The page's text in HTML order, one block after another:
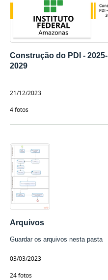
Construção do PDI - 2025-
2029
21/12/2023
4 fotos
Arquivos
Guardar os arquivos nesta pasta
03/03/2023
24 fotos